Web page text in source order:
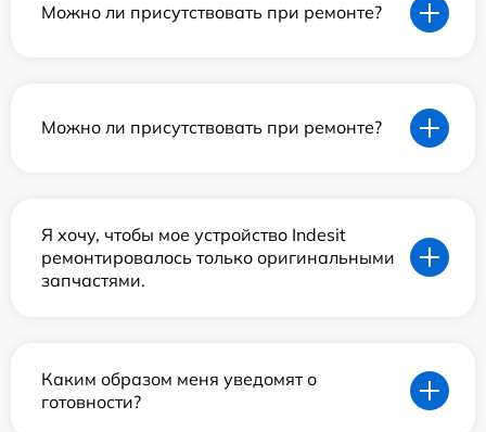
Можно ли присутствовать при ремонте?
Можно ли присутствовать при ремонте?
Я хочу, чтобы мое устройство Indesit
ремонтировалось только оригинальными
запчастями.
Каким образом меня уведомят о
готовности?